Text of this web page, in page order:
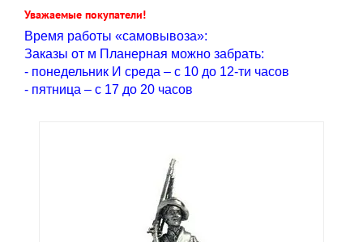
Уважаемые покупатели!
Время работы «самовывоза»:
Заказы от м Планерная можно забрать:
- понедельник И среда – с 10 до 12-ти часов
- пятница – с 17 до 20 часов